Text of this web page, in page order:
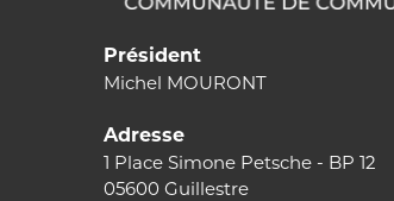
Président
Michel MOURONT
Adresse
1 Place Simone Petsche - BP 12
05600 Guillestre